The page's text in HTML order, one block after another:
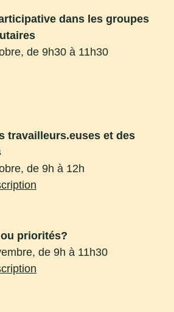
dans les groupes
de 9h30 à 11h30
travailleurs.euses et des
de 9h à 12h
priorités?
de 9h à 11h30